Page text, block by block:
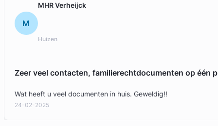
M
MHR Verheijck
Huizen
Zeer veel contacten, familierechtdocumenten op één
Wat heeft u veel documenten in huis. Geweldig!!
24-02-2025